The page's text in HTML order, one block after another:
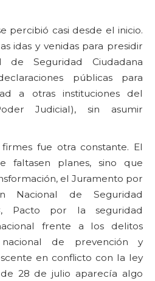
percibió casi desde el inicio.
idas y venidas para presidir
de Seguridad Ciudadana
públicas para
a otras instituciones del
Judicial), sin asumir
fue otra constante. El
faltasen planes, sino que
el Juramento por
Nacional de Seguridad
Pacto por la seguridad
frente a los delitos
nacional de prevención y
en conflicto con la ley
28 de julio aparecía algo